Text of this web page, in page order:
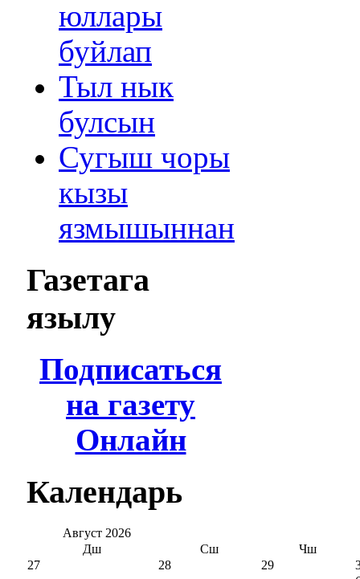
юллары
буйлап
Тыл нык
булсын
Сугыш чоры
кызы
язмышыннан
Газетага
язылу
Подписаться
на газету
Онлайн
Календарь
Август 2026
Дш
Сш
Чш
27
28 29